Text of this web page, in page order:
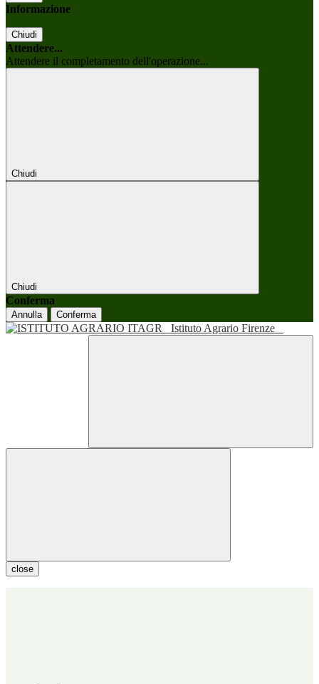
Informazione
Chiudi
Attendere...
Attendere il completamento dell'operazione...
Chiudi
Chiudi
Conferma
Annulla Conferma
Istituto Agrario Firenze
close